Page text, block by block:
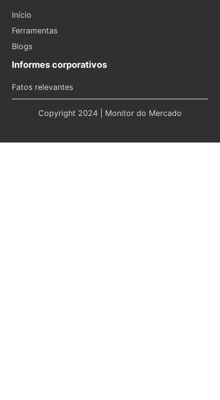
Início
Ferramentas
Blogs
Informes corporativos
Fatos relevantes
Copyright 2024 | Monitor do Mercado